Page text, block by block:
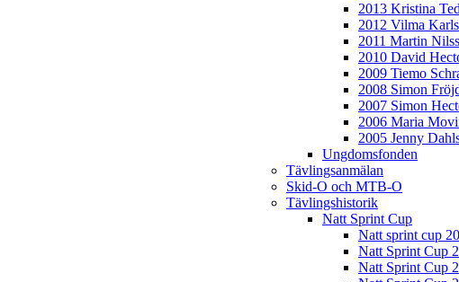
2013 Kristina
2012 Vilma
2011 Martin
2010 David
2009 Tiemo
2008 Simon
2007 Simon
2006 Maria
2005 Jenny
Ungdomsfonden
Tävlingsanmälan
Skid-O och MTB-O
Tävlingshistorik
Natt Sprint Cup
Natt sprint cup
Natt Sprint Cup
Natt Sprint Cup